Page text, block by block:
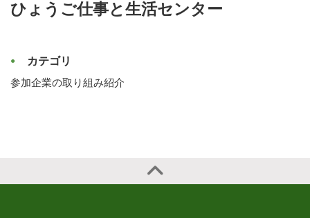
ひょうご仕事と生活センター
カテゴリ
参加企業の取り組み紹介